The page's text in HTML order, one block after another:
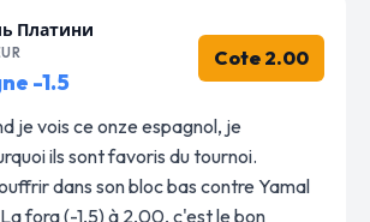
Платини
-1.5
Cote 2.00
je vois ce onze espagnol, je
ils sont favoris du tournoi.
dans son bloc bas contre Yamal
fora (-1,5) à 2,00, c'est le bon